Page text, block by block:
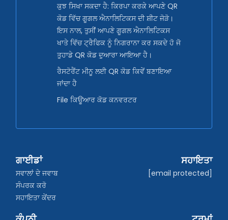
ਕੁਝ ਸਿਖਾ ਸਕਦਾ ਹੈ: ਕਿਰਪਾ ਕਰਕੇ ਆਪਣੇ QR
ਕੋਡ ਵਿੱਚ ਗੂਗਲ ਐਨਾਲਿਟਿਕਸ ਦੀ ਸ਼ੀਟ ਜੋੜੋ।
ਇਸ ਨਾਲ, ਤੁਸੀਂ ਆਪਣੇ ਗੂਗਲ ਐਨਾਲਿਟਿਕਸ
ਖਾਤੇ ਵਿੱਚ ਟ੍ਰੈਫਿਕ ਨੂੰ ਨਿਗਰਾਨਾ ਕਰ ਸਕਦੇ ਹੋ ਜੋ
ਤੁਹਾਡੇ QR ਕੋਡ ਦੁਆਰਾ ਆਇਆ ਹੈ।
ਰੈਸਟੋਰੈਂਟ ਮੀਨੂ ਲਈ QR ਕੋਡ ਕਿਵੇਂ ਬਣਾਇਆ
ਜਾਂਦਾ ਹੈ
File ਕਿਊਆਰ ਕੋਡ ਕਨਵਰਟਰ
ਗਾਈਡਾਂ
ਸਵਾਲਾਂ ਦੇ ਜਵਾਬ
ਸੰਪਰਕ ਕਰੋ
ਸਹਾਇਤਾ ਕੇਂਦਰ
ਸਹਾਇਤਾ
[email protected]